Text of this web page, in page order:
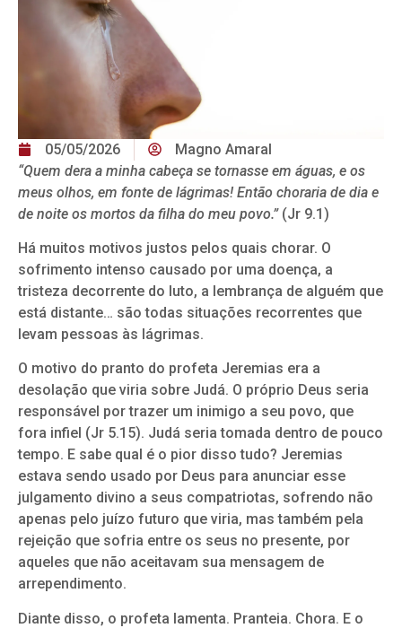
05/05/2026
Magno Amaral
“Quem dera a minha cabeça se tornasse em águas, e os
meus olhos, em fonte de lágrimas! Então choraria de dia e
de noite os mortos da filha do meu povo.”(Jr 9.1)
Há muitos motivos justos pelos quais chorar. O
sofrimento intenso causado por uma doença, a
tristeza decorrente do luto, a lembrança de alguém que
está distante… são todas situações recorrentes que
levam pessoas às lágrimas.
O motivo do pranto do profeta Jeremias era a
desolação que viria sobre Judá. O próprio Deus seria
responsável por trazer um inimigo a seu povo, que
fora infiel (Jr 5.15). Judá seria tomada dentro de pouco
tempo. E sabe qual é o pior disso tudo? Jeremias
estava sendo usado por Deus para anunciar esse
julgamento divino a seus compatriotas, sofrendo não
apenas pelo juízo futuro que viria, mas também pela
rejeição que sofria entre os seus no presente, por
aqueles que não aceitavam sua mensagem de
arrependimento.
Diante disso, o profeta lamenta. Pranteia. Chora. E o